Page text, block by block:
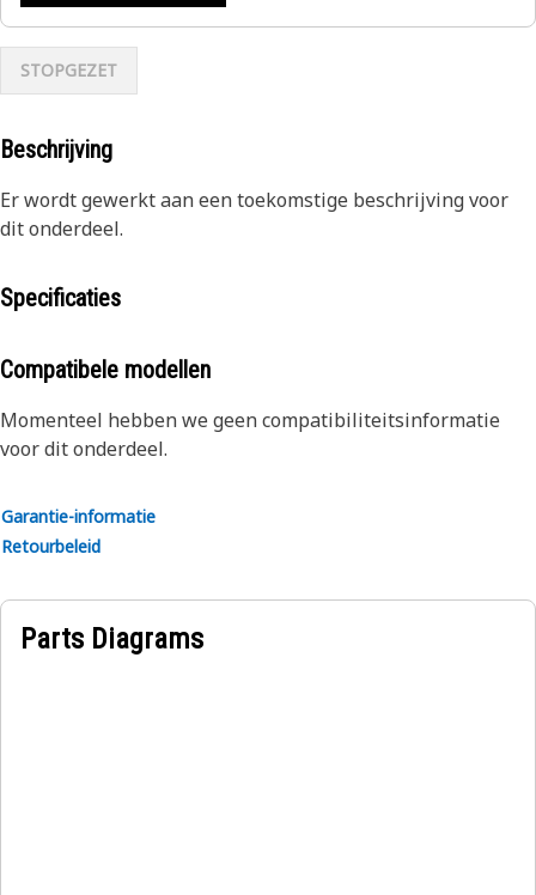
STOPGEZET
Beschrijving
Er wordt gewerkt aan een toekomstige beschrijving voor
dit onderdeel.
Specificaties
Compatibele modellen
Momenteel hebben we geen compatibiliteitsinformatie
voor dit onderdeel.
Garantie-informatie
Retourbeleid
Parts Diagrams